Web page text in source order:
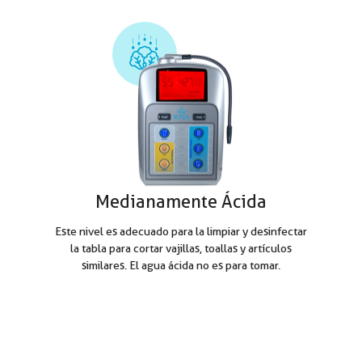
Medianamente Ácida
Este nivel es adecuado para la limpiar y desinfectar
la tabla para cortar vajillas, toallas y artículos
similares. El agua ácida no es para tomar.